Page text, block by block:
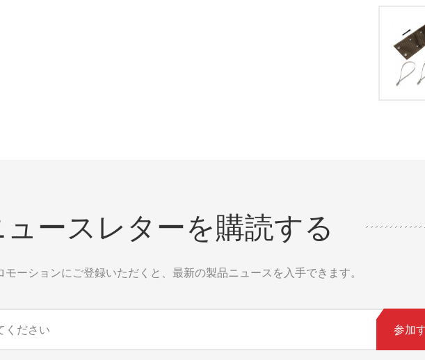
ュースレターを購読する
モーションにご登録いただくと、最新の製品ニュースを入手できます。